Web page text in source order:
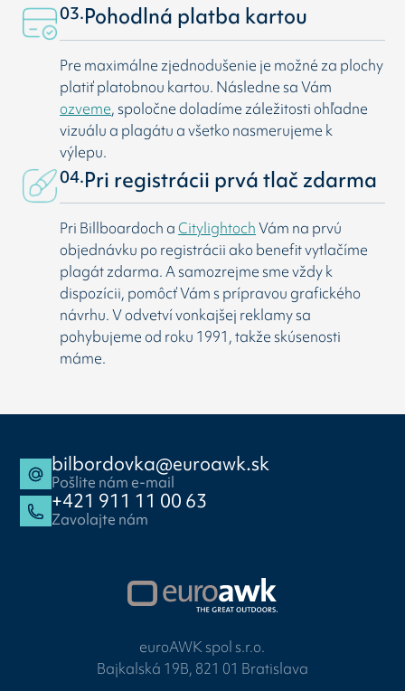
03.Pohodlná platba kartou
Pre maximálne zjednodušenie je možné za plochy
platiť platobnou kartou. Následne sa Vám
ozveme, spoločne doladíme záležitosti ohľadne
vizuálu a plagátu a všetko nasmerujeme k
výlepu.
04.Pri registrácii prvá tlač zdarma
Pri Billboardoch aCitylightochVám na prvú
objednávku po registrácii ako benefit vytlačíme
plagát zdarma. A samozrejme sme vždy k
dispozícii, pomôcť Vám s prípravou grafického
návrhu. V odvetví vonkajšej reklamy sa
pohybujeme od roku 1991, takže skúsenosti
máme.
bilbordovka@euroawk.sk
Pošlite nám e-mail
+421 911 11 00 63
Zavolajte nám
euroAWK spol s.r.o.
Bajkalská 19B, 821 01 Bratislava